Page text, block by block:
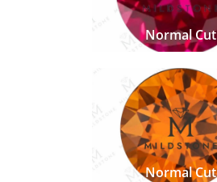
Normal Cut
Normal Cut